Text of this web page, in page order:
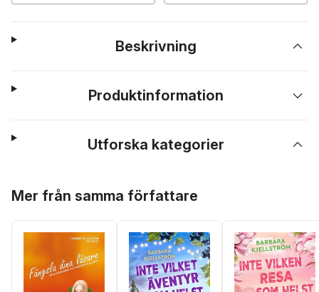
Beskrivning
Produktinformation
Utforska kategorier
Mer från samma författare